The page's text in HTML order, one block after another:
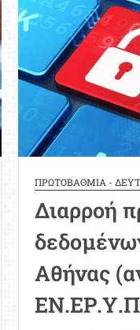
ΠΡΩΤΟΒΑΘΜΙΑ -
Διαρροή
Αθήνας